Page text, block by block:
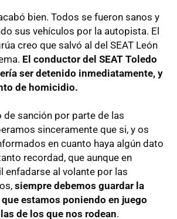
bien. Todos se fueron sanos y
sus vehículos por la autopista. El
creo que salvó al del SEAT León
El conductor del SEAT Toledo
ser detenido inmediatamente, y
de homicidio.
de sanción por parte de las
sinceramente que si, y os
en cuanto haya algún dato
recordad, que aunque en
enfadarse al volante por las
siempre debemos guardar la
estamos poniendo en juego
de los que nos rodean.